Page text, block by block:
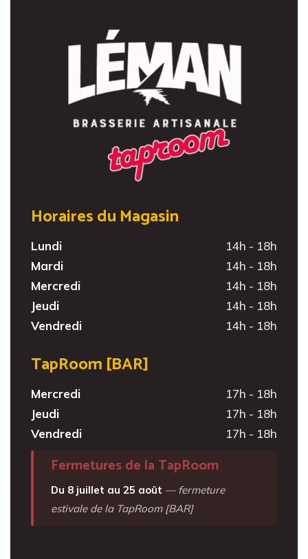
Horaires du Magasin
Lundi
14h - 18h
Mardi
14h - 18h
Mercredi
14h - 18h
Jeudi
14h - 18h
Vendredi
14h - 18h
TapRoom [BAR]
Mercredi
17h - 18h
Jeudi
17h - 18h
Vendredi
17h - 18h
Fermetures de la TapRoom
Du 8 juillet au 25 août — fermeture
estivale de la TapRoom [BAR]